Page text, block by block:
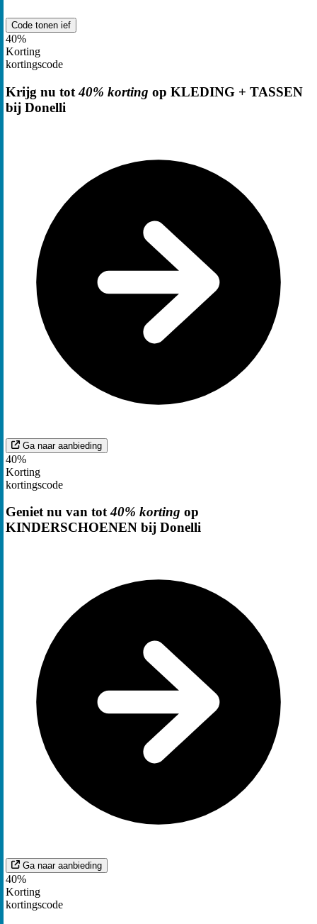
Code tonen ief
40%
Korting
kortingscode
Krijg nu tot40% korting op KLEDING + TASSEN
bij Donelli
Ga naar aanbieding
40%
Korting
kortingscode
Geniet nu van tot40% korting op
KINDERSCHOENEN bij Donelli
Ga naar aanbieding
40%
Korting
kortingscode